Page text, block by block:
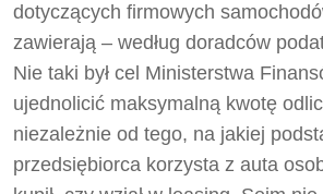
dotyczących firmowych
zawierają – według doradców
Nie taki był cel Ministerstwa
ujednolicić maksymalną kwotę
niezależnie od tego, na jakiej
przedsiębiorca korzysta z auta